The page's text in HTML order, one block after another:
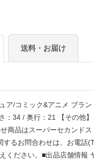
送料・お届け
ア/コミック&アニメ ブラ
：34 / 奥行：21 【その他
商品はスーパーセカンド
するお問合わせは、お電
ください。■出品店舗情報